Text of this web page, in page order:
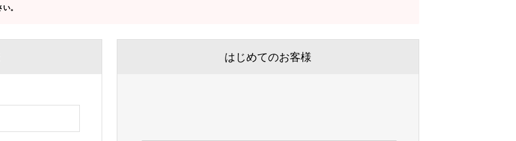
。
はじめてのお客様